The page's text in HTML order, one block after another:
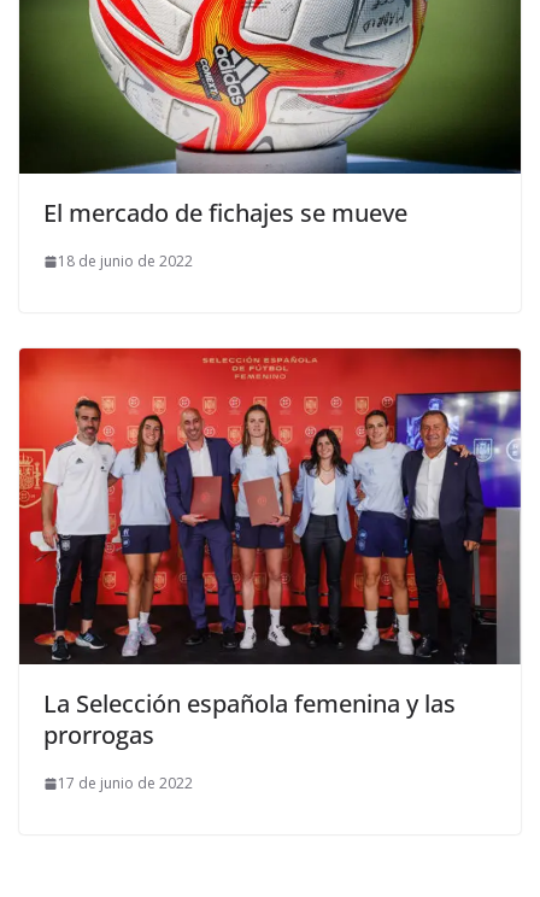
El mercado de fichajes se mueve
18 de junio de 2022
La Selección española femenina y las
prorrogas
17 de junio de 2022